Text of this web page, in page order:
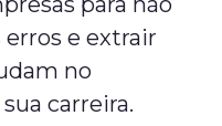
e extrair
no
carreira.